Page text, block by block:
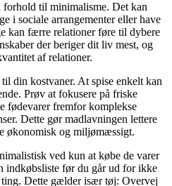
til minimalisme. Det kan
i sociale arrangementer eller have
kan færre relationer føre til dybere
der beriger dit liv mest, og
af relationer.
din kostvaner. At spise enkelt kan
Prøv at fokusere på friske
fødevarer fremfor komplekse
Dette gør madlavningen lettere
økonomisk og miljømæssigt.
ved kun at købe de varer
indkøbsliste før du går ud for ikke
Dette gælder især tøj: Overvej